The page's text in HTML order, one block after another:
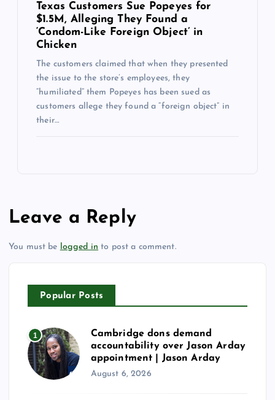
Texas Customers Sue Popeyes for
$1.5M, Alleging They Found a
‘Condom-Like Foreign Object’ in
Chicken
The customers claimed that when they presented
the issue to the store’s employees, they
“humiliated” them Popeyes has been sued as
customers allege they found a “foreign object” in
their…
Leave a Reply
You must be logged in to post a comment.
Popular Posts
1
Cambridge dons demand
accountability over Jason Arday
appointment | Jason Arday
August 6, 2026